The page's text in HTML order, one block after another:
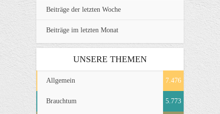
Beiträge der letzten Woche
Beiträge im letzten Monat
UNSERE THEMEN
Allgemein 7.476
Brauchtum 5.773